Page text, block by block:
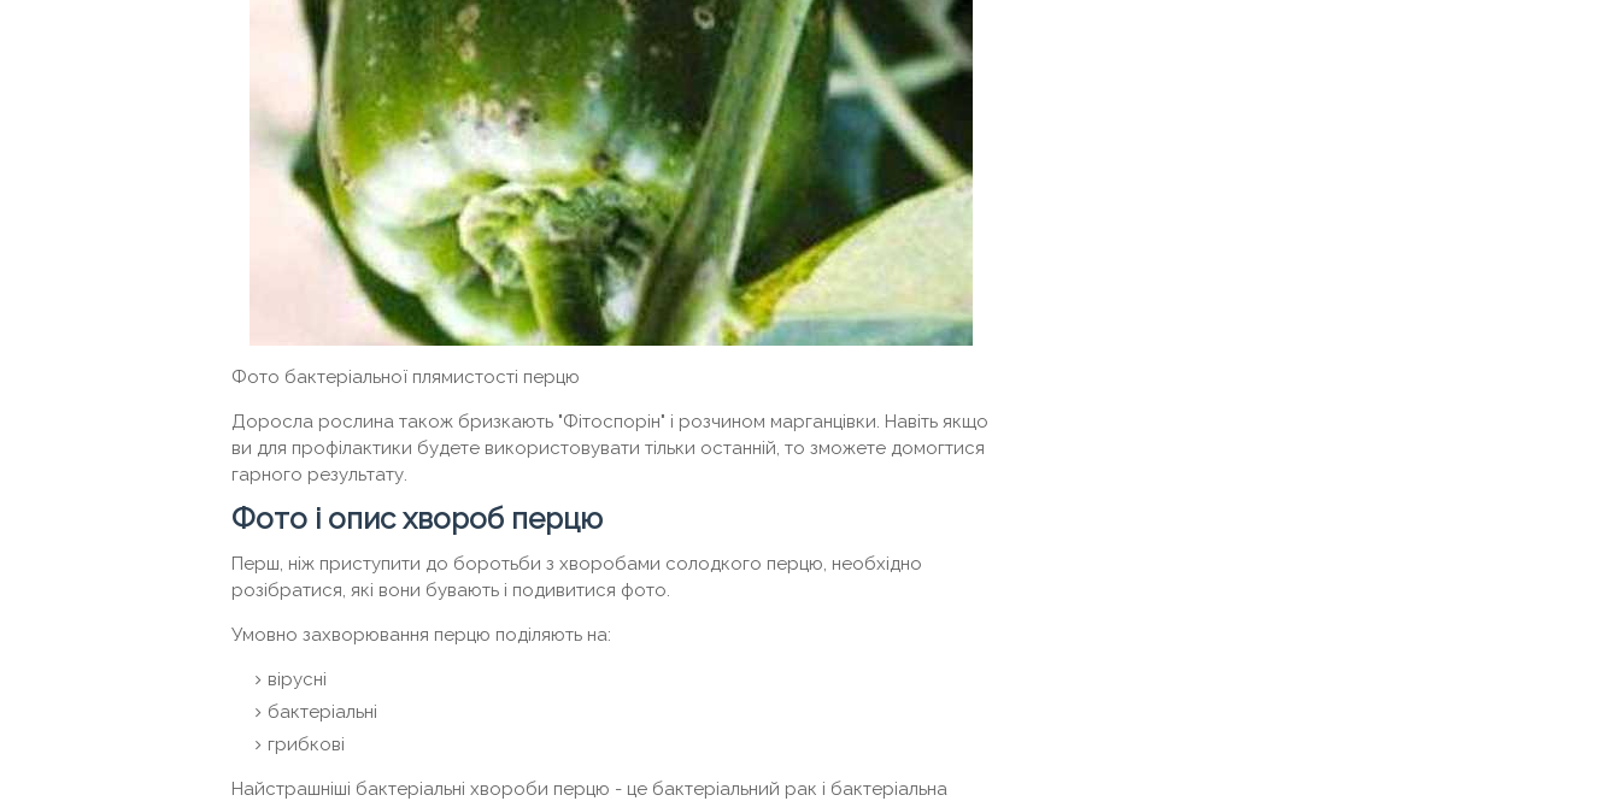
Фото бактеріальної плямистості перцю
Доросла рослина також бризкають "Фітоспорін" і розчином марганцівки. Навіть якщо
ви для профілактики будете використовувати тільки останній, то зможете домогтися
гарного результату.
Фото і опис хвороб перцю
Перш, ніж приступити до боротьби з хворобами солодкого перцю, необхідно
розібратися, які вони бувають і подивитися фото.
Умовно захворювання перцю поділяють на:
вірусні
бактеріальні
грибкові
Найстрашніші бактеріальні хвороби перцю - це бактеріальний рак і бактеріальна